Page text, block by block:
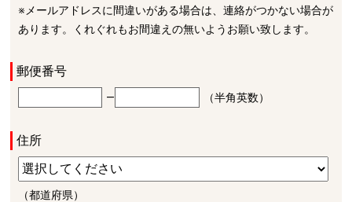
※メールアドレスに間違いがある場合は、連絡がつかない場合が
あります。くれぐれもお間違えの無いようお願い致します。
郵便番号
― （半角英数）
住所
（都道府県）